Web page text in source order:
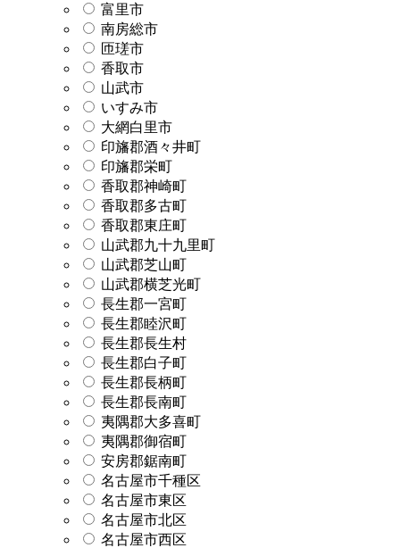
富里市
南房総市
匝瑳市
香取市
山武市
いすみ市
大網白里市
印旛郡酒々井町
印旛郡栄町
香取郡神崎町
香取郡多古町
香取郡東庄町
山武郡九十九里町
山武郡芝山町
山武郡横芝光町
長生郡一宮町
長生郡睦沢町
長生郡長生村
長生郡白子町
長生郡長柄町
長生郡長南町
夷隅郡大多喜町
夷隅郡御宿町
安房郡鋸南町
名古屋市千種区
名古屋市東区
名古屋市北区
名古屋市西区